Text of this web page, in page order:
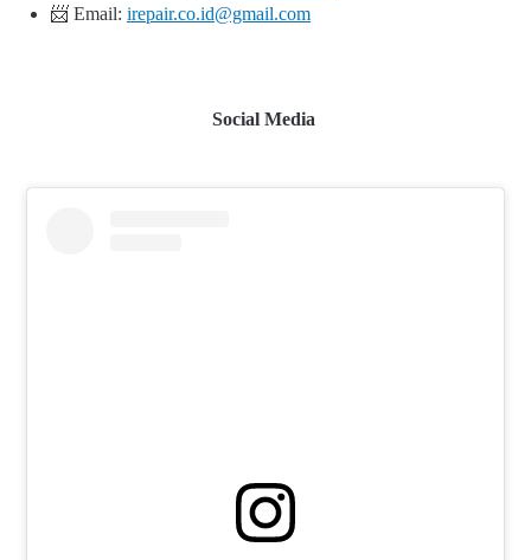
📨 Email: irepair.co.id@gmail.com
Social Media